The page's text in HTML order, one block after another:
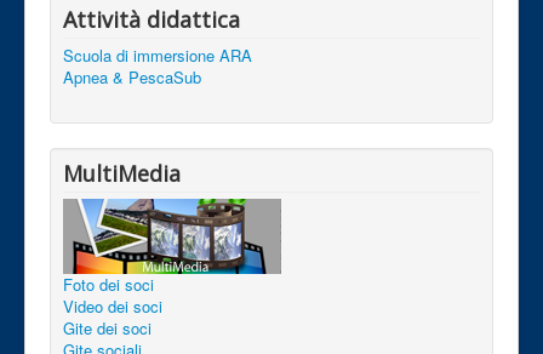
Attività didattica
Scuola di immersione ARA
Apnea & PescaSub
MultiMedia
Foto dei soci
Video dei soci
Gite dei soci